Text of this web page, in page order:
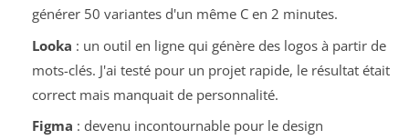
générer 50 variantes d'un même C en 2 minutes.
Looka : un outil en ligne qui génère des logos à partir de
mots-clés. J'ai testé pour un projet rapide, le résultat était
correct mais manquait de personnalité.
Figma : devenu incontournable pour le design